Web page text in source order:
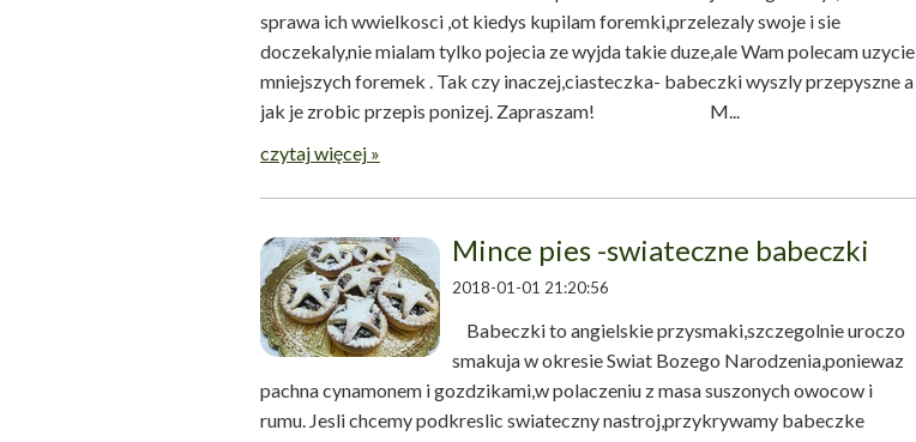
sprawa ich wwielkosci ,ot kiedys kupilam foremki,przelezaly swoje i sie
doczekaly,nie mialam tylko pojecia ze wyjda takie duze,ale Wam polecam uzycie
mniejszych foremek . Tak czy inaczej,ciasteczka- babeczki wyszly przepyszne a
jak je zrobic przepis ponizej. Zapraszam! M...
czytaj więcej »
Mince pies -swiateczne babeczki
2018-01-01 21:20:56
Babeczki to angielskie przysmaki,szczegolnie uroczo
smakuja w okresie Swiat Bozego Narodzenia,poniewaz
pachna cynamonem i gozdzikami,w polaczeniu z masa suszonych owocow i
rumu. Jesli chcemy podkreslic swiateczny nastroj,przykrywamy babeczke